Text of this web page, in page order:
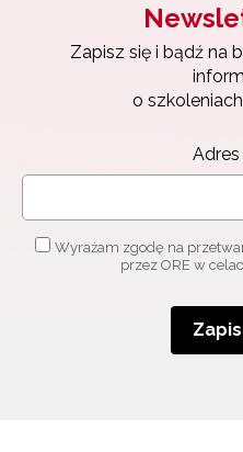
Zapisz się i bądź na
o
Wyrażam zgodę na
przez ORE w